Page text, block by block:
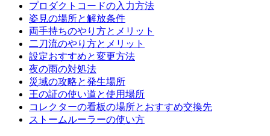
プロダクトコードの入力方法
姿見の場所と解放条件
両手持ちのやり方とメリット
二刀流のやり方とメリット
設定おすすめと変更方法
夜の雨の対処法
災域の攻略と発生場所
王の証の使い道と使用場所
コレクターの看板の場所とおすすめ交換先
ストームルーラーの使い方